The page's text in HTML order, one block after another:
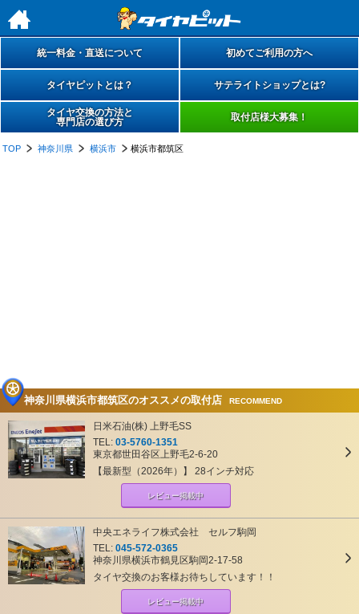
h
統一料金・直送について 初めてご利用の方へ
タイヤピットとは？ サテライトショップとは?
タイヤ交換の方法と
専門店の選び方
取付店様大募集！
TOP 神奈川県 横浜市 横浜市都筑区
神奈川県横浜市都筑区のオススメの取付店 RECOMMEND
日米石油(株) 上野毛SS
TEL: 03-5760-1351
東京都世田谷区上野毛2-6-20
【最新型（2026年）】 28インチ対応
レビュー掲載中
中央エネライフ株式会社 セルフ駒岡
TEL: 045-572-0365
神奈川県横浜市鶴見区駒岡2-17-58
タイヤ交換のお客様お待ちしています！！
レビュー掲載中